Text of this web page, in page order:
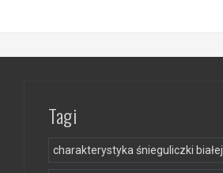
Tagi
charakterystyka śnieguliczki białej